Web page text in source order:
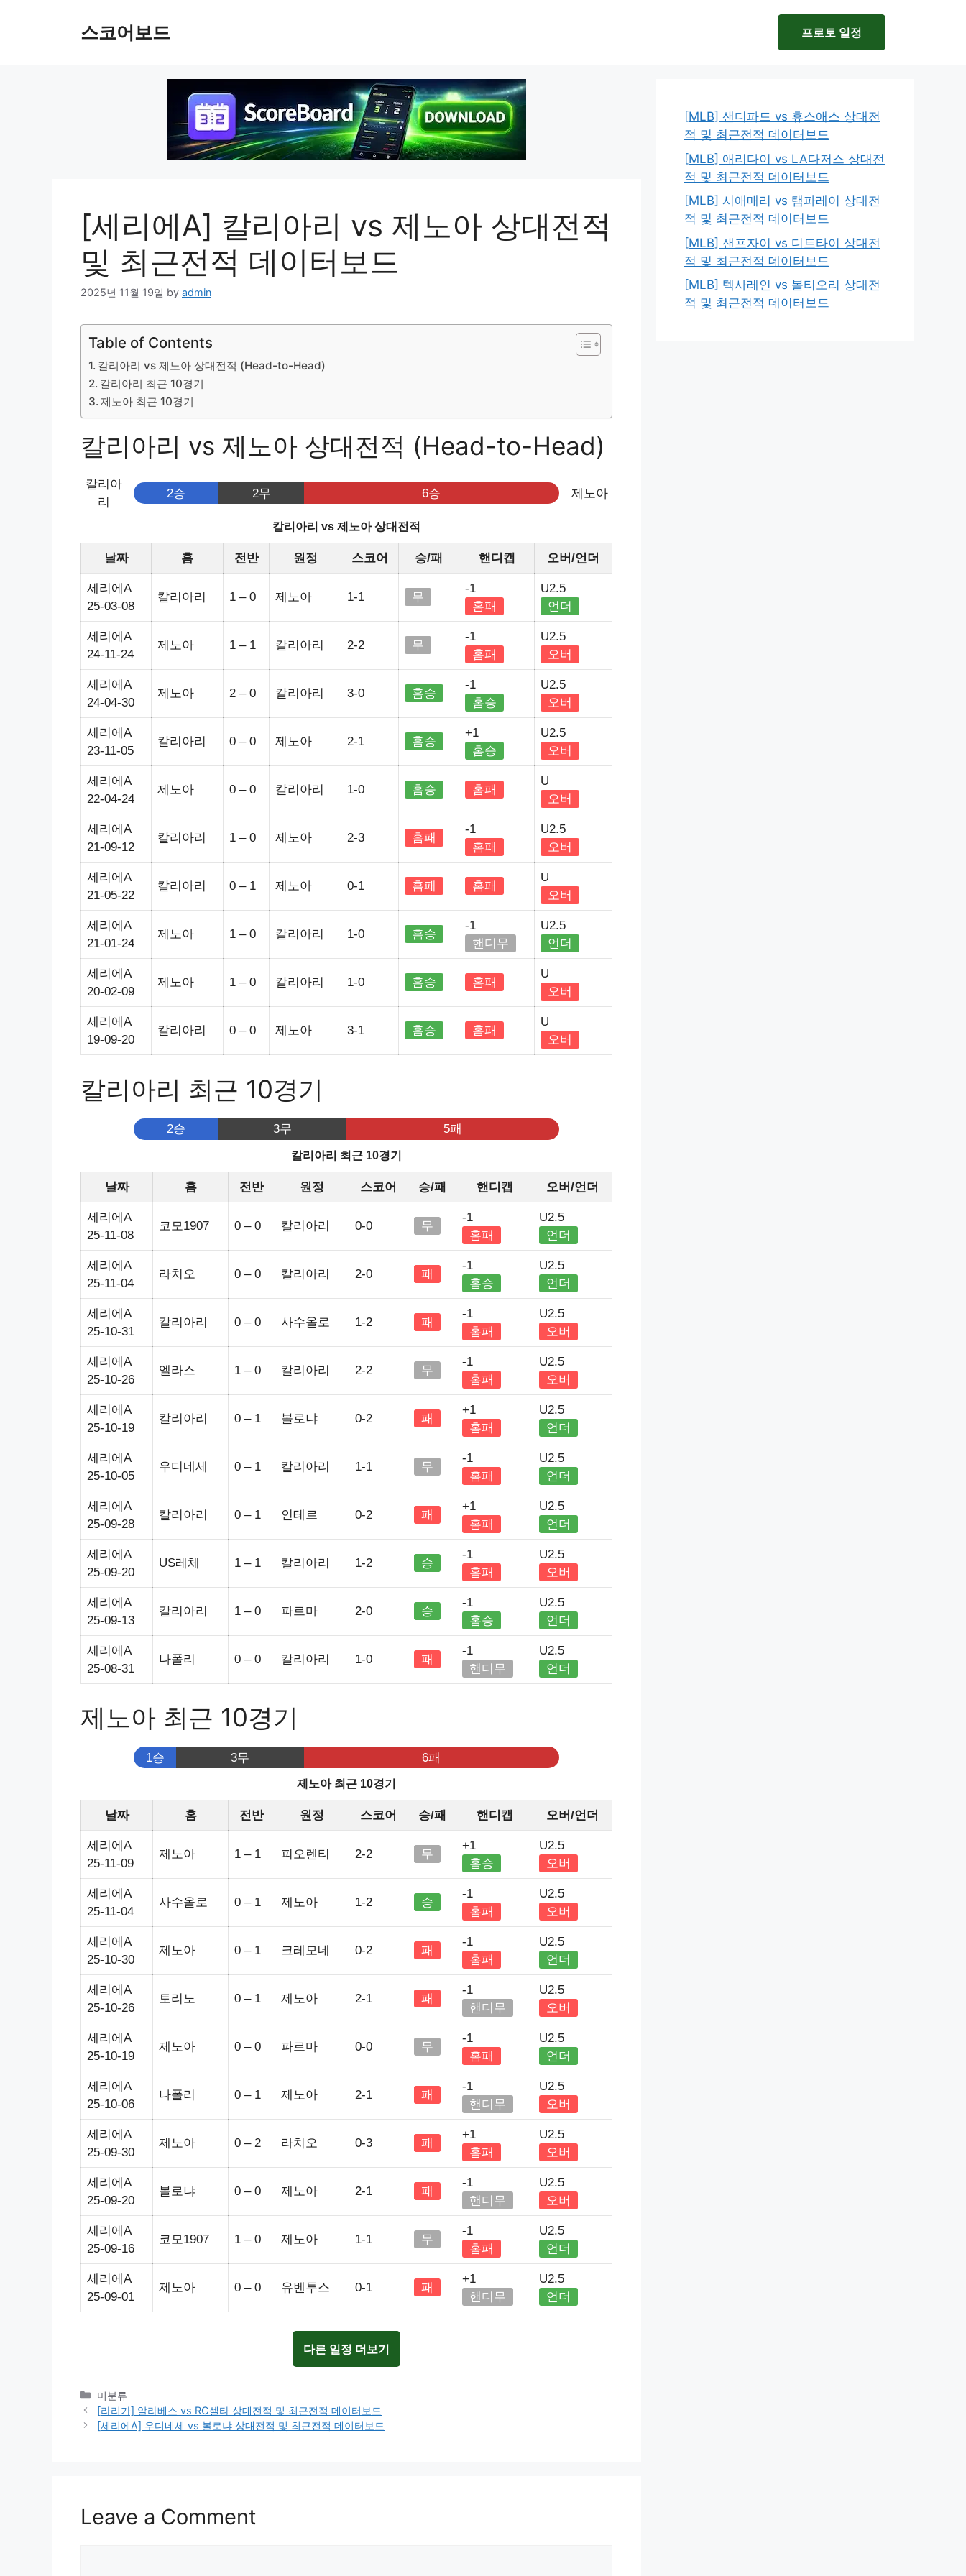
스코어보드 프로토 일정
[세리에A] 칼리아리 vs 제노아 상대전적
및 최근전적 데이터보드
2025년 11월 19일 by admin
Table of Contents
칼리아리 vs 제노아 상대전적 (Head-to-Head)
칼리아리 최근 10경기
제노아 최근 10경기
칼리아리 vs 제노아 상대전적 (Head-to-Head)
칼리아
리
2승 2무 6승 제노아
칼리아리 vs 제노아 상대전적
날짜 홈 전반 원정 스코어 승/패 핸디캡 오버/언더
세리에A
25-03-08
칼리아리 1 – 0 제노아 1-1 무
-1
홈패
U2.5
언더
세리에A
24-11-24
제노아 1 – 1 칼리아리 2-2 무
-1
홈패
U2.5
오버
세리에A
24-04-30
제노아 2 – 0 칼리아리 3-0 홈승
-1
홈승
U2.5
오버
세리에A
23-11-05
칼리아리 0 – 0 제노아 2-1 홈승
+1
홈승
U2.5
오버
세리에A
22-04-24
제노아 0 – 0 칼리아리 1-0 홈승 홈패
U
오버
세리에A
21-09-12
칼리아리 1 – 0 제노아 2-3 홈패
-1
홈패
U2.5
오버
세리에A
21-05-22
칼리아리 0 – 1 제노아 0-1 홈패 홈패
U
오버
세리에A
21-01-24
제노아 1 – 0 칼리아리 1-0 홈승
-1
핸디무
U2.5
언더
세리에A
20-02-09
제노아 1 – 0 칼리아리 1-0 홈승 홈패
U
오버
세리에A
19-09-20
칼리아리 0 – 0 제노아 3-1 홈승 홈패
U
오버
칼리아리 최근 10경기
2승 3무 5패
칼리아리 최근 10경기
날짜 홈 전반 원정 스코어 승/패 핸디캡 오버/언더
세리에A
25-11-08
코모1907 0 – 0 칼리아리 0-0 무
-1
홈패
U2.5
언더
세리에A
25-11-04
라치오 0 – 0 칼리아리 2-0 패
-1
홈승
U2.5
언더
세리에A
25-10-31
칼리아리 0 – 0 사수올로 1-2 패
-1
홈패
U2.5
오버
세리에A
25-10-26
엘라스 1 – 0 칼리아리 2-2 무
-1
홈패
U2.5
오버
세리에A
25-10-19
칼리아리 0 – 1 볼로냐 0-2 패
+1
홈패
U2.5
언더
세리에A
25-10-05
우디네세 0 – 1 칼리아리 1-1 무
-1
홈패
U2.5
언더
세리에A
25-09-28
칼리아리 0 – 1 인테르 0-2 패
+1
홈패
U2.5
언더
세리에A
25-09-20
US레체 1 – 1 칼리아리 1-2 승
-1
홈패
U2.5
오버
세리에A
25-09-13
칼리아리 1 – 0 파르마 2-0 승
-1
홈승
U2.5
언더
세리에A
25-08-31
나폴리 0 – 0 칼리아리 1-0 패
-1
핸디무
U2.5
언더
제노아 최근 10경기
1승 3무 6패
제노아 최근 10경기
날짜 홈 전반 원정 스코어 승/패 핸디캡 오버/언더
세리에A
25-11-09
제노아 1 – 1 피오렌티 2-2 무
+1
홈승
U2.5
오버
세리에A
25-11-04
사수올로 0 – 1 제노아 1-2 승
-1
홈패
U2.5
오버
세리에A
25-10-30
제노아 0 – 1 크레모네 0-2 패
-1
홈패
U2.5
언더
세리에A
25-10-26
토리노 0 – 1 제노아 2-1 패
-1
핸디무
U2.5
오버
세리에A
25-10-19
제노아 0 – 0 파르마 0-0 무
-1
홈패
U2.5
언더
세리에A
25-10-06
나폴리 0 – 1 제노아 2-1 패
-1
핸디무
U2.5
오버
세리에A
25-09-30
제노아 0 – 2 라치오 0-3 패
+1
홈패
U2.5
오버
세리에A
25-09-20
볼로냐 0 – 0 제노아 2-1 패
-1
핸디무
U2.5
오버
세리에A
25-09-16
코모1907 1 – 0 제노아 1-1 무
-1
홈패
U2.5
언더
세리에A
25-09-01
제노아 0 – 0 유벤투스 0-1 패
+1
핸디무
U2.5
언더
다른 일정 더보기
Categories
미분류
[라리가] 알라베스 vs RC셀타 상대전적 및 최근전적 데이터보드
[세리에A] 우디네세 vs 볼로냐 상대전적 및 최근전적 데이터보드
Leave a Comment
[MLB] 샌디파드 vs 휴스애스 상대전
적 및 최근전적 데이터보드
[MLB] 애리다이 vs LA다저스 상대전
적 및 최근전적 데이터보드
[MLB] 시애매리 vs 탬파레이 상대전
적 및 최근전적 데이터보드
[MLB] 샌프자이 vs 디트타이 상대전
적 및 최근전적 데이터보드
[MLB] 텍사레인 vs 볼티오리 상대전
적 및 최근전적 데이터보드